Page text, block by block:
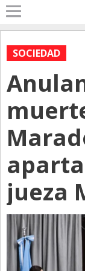
Home
A Motor
Alerta
Anticipo
Campo
Carrera &
Club House
Coleccionistas
Con Estilo
De Bolsillo
Diarios de
Diarios del
SOCIEDAD
jueza